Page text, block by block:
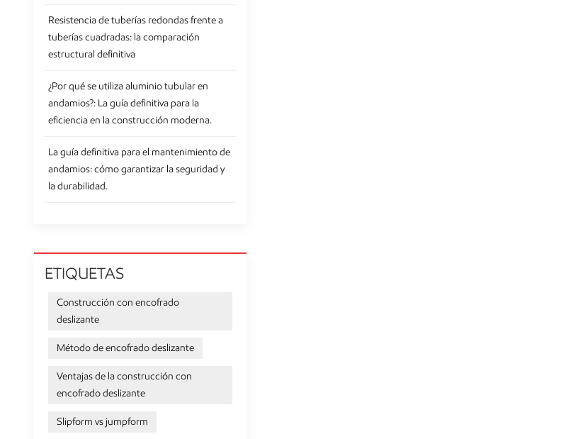
Resistencia de tuberías redondas frente a
tuberías cuadradas: la comparación
estructural definitiva
¿Por qué se utiliza aluminio tubular en
andamios?: La guía definitiva para la
eficiencia en la construcción moderna.
La guía definitiva para el mantenimiento de
andamios: cómo garantizar la seguridad y
la durabilidad.
ETIQUETAS
Construcción con encofrado
deslizante
Método de encofrado deslizante
Ventajas de la construcción con
encofrado deslizante
Slipform vs jumpform